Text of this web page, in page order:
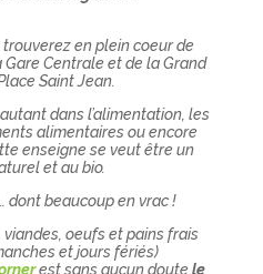
trouverez en plein coeur de
Centrale et de la Grand
Saint Jean.
dans l’alimentation, les
alimentaires ou encore
enseigne se veut être un
et au bio.
dont beaucoup en vrac !
oeufs et pains frais
et jours fériés)
est sans aucun doute le